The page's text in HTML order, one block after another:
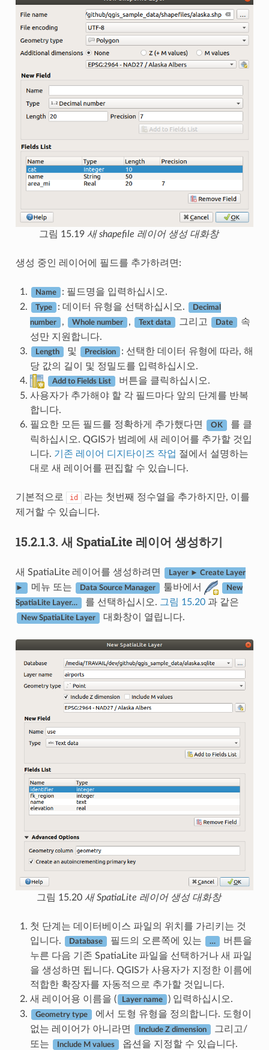
그림 15.19 새 shapefile 레이어 생성 대화창
생성 중인 레이어에 필드를 추가하려면:
Name : 필드명을 입력하십시오.
Type : 데이터 유형을 선택하십시오. Decimal
number , Whole number , Text data 그리고 Date
속
성만 지원합니다.
Length 및 Precision
: 선택한 데이터 유형에 따라, 해
당 값의 길이 및 정밀도를 입력하십시오.
Add to Fields List
버튼을 클릭하십시오.
사용자가 추가해야 할 각 필드마다 앞의 단계를 반복
합니다.
필요한 모든 필드를 정확하게 추가했다면
OK
를 클
릭하십시오. QGIS가 범례에 새 레이어를 추가할 것입
니다. 기존 레이어 디지타이즈 작업 절에서 설명하는
대로 새 레이어를 편집할 수 있습니다.
기본적으로 id
라는 첫번째 정수열을 추가하지만, 이를
제거할 수 있습니다.
15.2.1.3. 새 SpatiaLite 레이어 생성하기
새 SpatiaLite 레이어를 생성하려면 Layer ► Create Layer
► 메뉴 또는 Data Source Manager 툴바에서 New
SpatiaLite Layer… 를 선택하십시오. 그림 15.20과 같은
New SpatiaLite Layer 대화창이 열립니다.
그림 15.20 새 SpatiaLite 레이어 생성 대화창
첫 단계는 데이터베이스 파일의 위치를 가리키는 것
입니다.
Database 필드의 오른쪽에 있는 …
버튼을
누른 다음 기존 SpatiaLite 파일을 선택하거나 새 파일
을 생성하면 됩니다. QGIS가 사용자가 지정한 이름에
적합한 확장자를 자동적으로 추가할 것입니다.
새 레이어용 이름을 (
Layer name ) 입력하십시오.
Geometry type
에서 도형 유형을 정의합니다. 도형이
없는 레이어가 아니라면
Include Z dimension
그리고/
또는
Include M values
옵션을 지정할 수 있습니다.